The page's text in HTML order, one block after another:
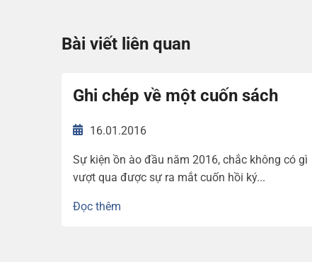
Bài viết liên quan
Ghi chép về một cuốn sách
16.01.2016
Sự kiện ồn ào đầu năm 2016, chắc không có gì
vượt qua được sự ra mắt cuốn hồi ký...
Đọc thêm